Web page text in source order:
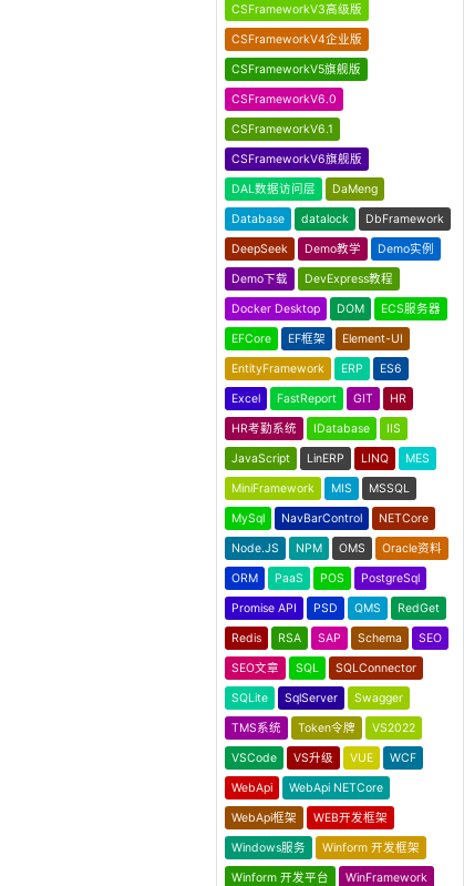
CSFrameworkV3高级版
CSFrameworkV4企业版
CSFrameworkV5旗舰版
CSFrameworkV6.0
CSFrameworkV6.1
CSFrameworkV6旗舰版
DAL数据访问层 DaMeng
Database datalock DbFramework
DeepSeek Demo教学 Demo实例
Demo下载 DevExpress教程
Docker Desktop DOM ECS服务器
EFCore EF框架 Element-UI
EntityFramework ERP ES6
Excel FastReport GIT HR
HR考勤系统 IDatabase IIS
JavaScript LinERP LINQ MES
MiniFramework MIS MSSQL
MySql NavBarControl NETCore
Node.JS NPM OMS Oracle资料
ORM PaaS POS PostgreSql
Promise API PSD QMS RedGet
Redis RSA SAP Schema SEO
SEO文章 SQL SQLConnector
SQLite SqlServer Swagger
TMS系统 Token令牌 VS2022
VSCode VS升级 VUE WCF
WebApi WebApi NETCore
WebApi框架 WEB开发框架
Windows服务 Winform 开发框架
Winform 开发平台 WinFramework